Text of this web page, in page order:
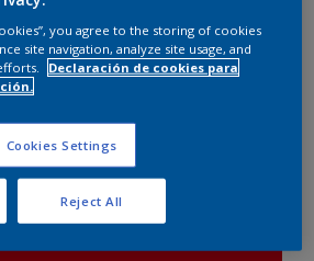
Calculadora de pintura
Calcular
you agree to the storing of cookies
site navigation, analyze site usage, and
Declaración de cookies para
Cookies Settings
Reject All